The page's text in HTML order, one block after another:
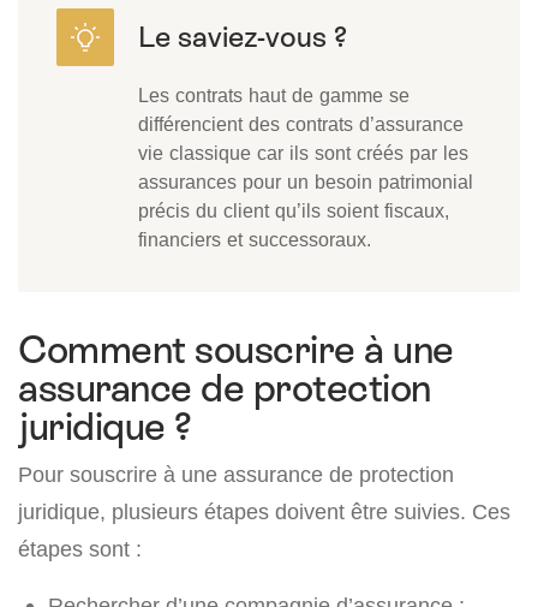
Les contrats haut de gamme se
différencient des contrats d’assurance
vie classique car ils sont créés par les
assurances pour un besoin patrimonial
précis du client qu’ils soient fiscaux,
financiers et successoraux.
Comment souscrire à une
assurance de protection
juridique ?
Pour souscrire à une assurance de protection
juridique, plusieurs étapes doivent être suivies. Ces
étapes sont :